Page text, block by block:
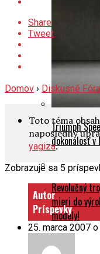
Triumph
dokonalosť
Revolučný
mieri do
modely!
Share
Tweet
Domov › Diskusné Fóra
Toto téma
naposledny
yagiza.
Zobrazuje sa 5
Autor
Príspevky
25. marca 2007